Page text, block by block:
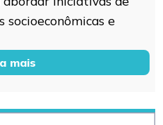
e
mais